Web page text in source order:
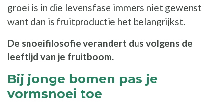
groei is in die levensfase immers niet gewenst
want dan is fruitproductie het belangrijkst.
De snoeifilosofie verandert dus volgens de
leeftijd van je fruitboom.
Bij jonge bomen pas je
vormsnoei toe